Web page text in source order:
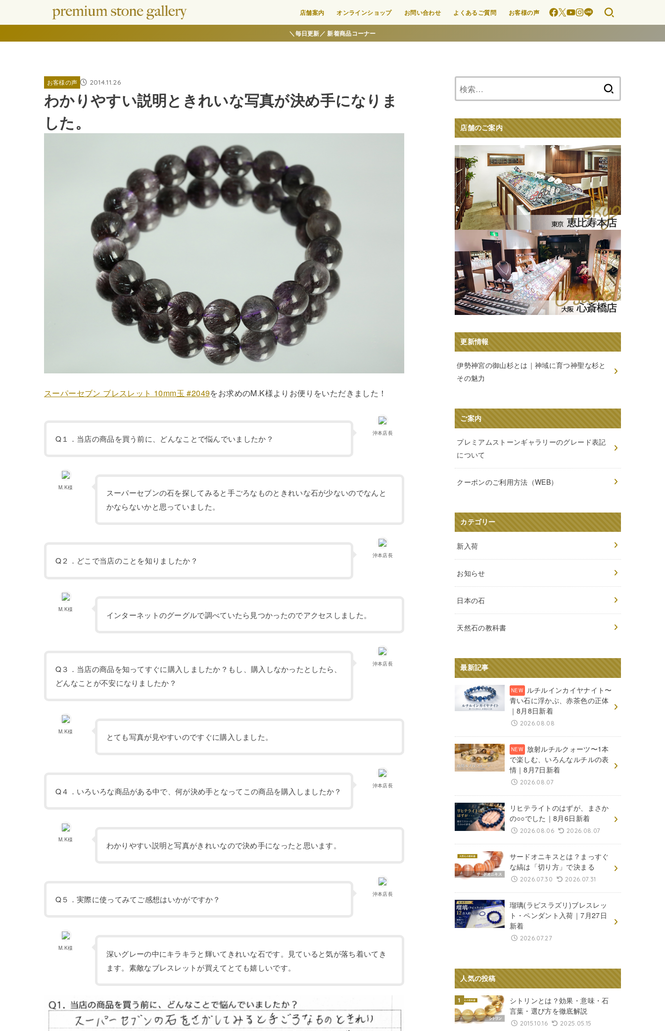
店舗案内 オンラインショップ お問い合わせ よくあるご質問 お客様の声
＼毎日更新／ 新着商品コーナー
お客様の声 2014.11.26
わかりやすい説明ときれいな写真が決め手になりま
した。
スーパーセブン ブレスレット 10mm玉 #2049をお求めのM.K様よりお便りをいただきました！
沖本店長
Q１．当店の商品を買う前に、どんなことで悩んでいましたか？
M.K様
スーパーセブンの石を探してみると手ごろなものときれいな石が少ないのでなんと
かならないかと思っていました。
沖本店長
Q２．どこで当店のことを知りましたか？
M.K様
インターネットのグーグルで調べていたら見つかったのでアクセスしました。
沖本店長
Q３．当店の商品を知ってすぐに購入しましたか？もし、購入しなかったとしたら、
どんなことが不安になりましたか？
M.K様
とても写真が見やすいのですぐに購入しました。
沖本店長
Q４．いろいろな商品がある中で、何が決め手となってこの商品を購入しましたか？
M.K様
わかりやすい説明と写真がきれいなので決め手になったと思います。
沖本店長
Q５．実際に使ってみてご感想はいかがですか？
M.K様
深いグレーの中にキラキラと輝いてきれいな石です。見ていると気が落ち着いてき
ます。素敵なブレスレットが買えてとても嬉しいです。
店舗のご案内
更新情報
伊勢神宮の御山杉とは｜神域に育つ神聖な杉と
その魅力
ご案内
プレミアムストーンギャラリーのグレード表記
について
クーポンのご利用方法（WEB）
カテゴリー
新入荷
お知らせ
日本の石
天然石の教科書
最新記事
ルチルインカイヤナイト〜
青い石に浮かぶ、赤茶色の正体
｜8月8日新着
2026.08.08
放射ルチルクォーツ〜1本
で楽しむ、いろんなルチルの表
情｜8月7日新着
2026.08.07
リヒテライトのはずが、まさか
の○○でした｜8月6日新着
2026.08.06 2026.08.07
サードオニキスとは？まっすぐ
な縞は「切り方」で決まる
2026.07.30 2026.07.31
瑠璃(ラピスラズリ)ブレスレッ
ト・ペンダント入荷｜7月27日
新着
2026.07.27
人気の投稿
シトリンとは？効果・意味・石
言葉・選び方を徹底解説
2015.10.16
2025.05.15